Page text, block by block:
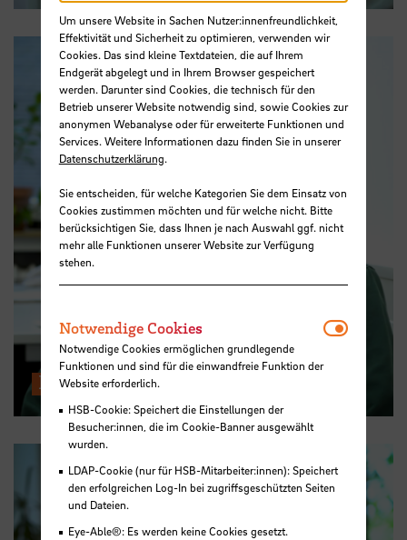
Psychologische Beratungsstelle
Um unsere Website in Sachen Nutzer:innenfreundlichkeit,
Effektivität und Sicherheit zu optimieren, verwenden wir
Cookies. Das sind kleine Textdateien, die auf Ihrem
Endgerät abgelegt und in Ihrem Browser gespeichert
werden. Darunter sind Cookies, die technisch für den
Betrieb unserer Website notwendig sind, sowie Cookies zur
anonymen Webanalyse oder für erweiterte Funktionen und
Services. Weitere Informationen dazu finden Sie in unserer
Datenschutzerklärung.
Sie entscheiden, für welche Kategorien Sie dem Einsatz von
Cookies zustimmen möchten und für welche nicht. Bitte
berücksichtigen Sie, dass Ihnen je nach Auswahl ggf. nicht
mehr alle Funktionen unserer Website zur Verfügung
stehen.
Notwendige Cookies
Notwendige Cookies ermöglichen grundlegende
Funktionen und sind für die einwandfreie Funktion der
Website erforderlich.
HSB-Cookie: Speichert die Einstellungen der
Besucher:innen, die im Cookie-Banner ausgewählt
wurden.
LDAP-Cookie (nur für HSB-Mitarbeiter:innen): Speichert
den erfolgreichen Log-In bei zugriffsgeschützten Seiten
und Dateien.
Eye-Able®: Es werden keine Cookies gesetzt.